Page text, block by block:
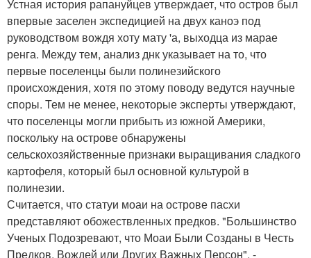
Устная история рапануйцев утверждает, что остров был
впервые заселен экспедицией на двух каноэ под
руководством вождя хоту мату 'а, выходца из марае
ренга. Между тем, анализ днк указывает на то, что
первые поселенцы были полинезийского
происхождения, хотя по этому поводу ведутся научные
споры. Тем не менее, некоторые эксперты утверждают,
что поселенцы могли прибыть из южной Америки,
поскольку на острове обнаружены
сельскохозяйственные признаки выращивания сладкого
картофеля, который был основной культурой в
полинезии.
Считается, что статуи моаи на острове пасхи
представляют обожествленных предков. "Большинство
Ученых Подозревают, что Моаи Были Созданы в Честь
Предков, Вождей или Других Важных Персон", -